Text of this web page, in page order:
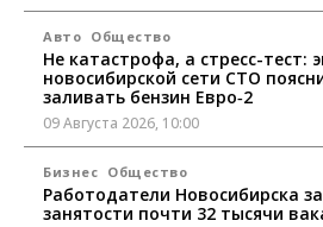
Авто Общество
Не катастрофа, а стресс-тест:
новосибирской сети СТО
заливать бензин Евро‑2
09 Августа 2026, 10:00
Бизнес Общество
Работодатели Новосибирска
занятости почти 32 тысячи